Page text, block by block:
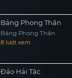
Bảng Phong Thần
Bảng Phong Thần
8 lượt xem
Đảo Hải Tặc